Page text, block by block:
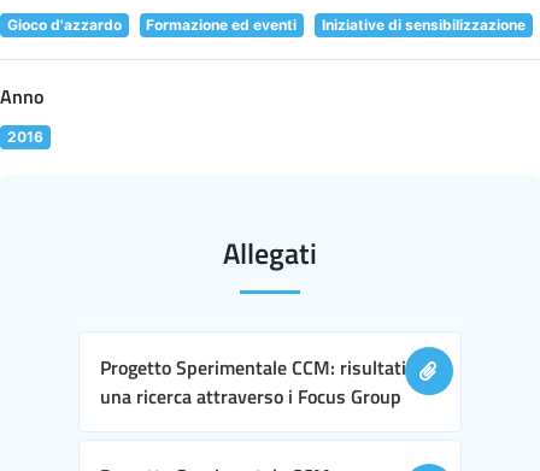
Gioco d'azzardo Formazione ed eventi Iniziative di sensibilizzazione
Anno
2016
Allegati
Progetto Sperimentale CCM: risultati di
una ricerca attraverso i Focus Group